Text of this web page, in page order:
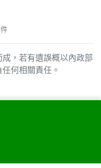
，若有遺誤概以內政部
何相關責任。